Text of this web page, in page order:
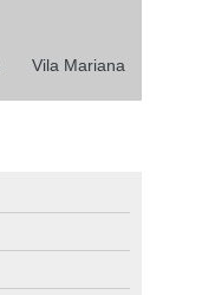
Vila Mariana